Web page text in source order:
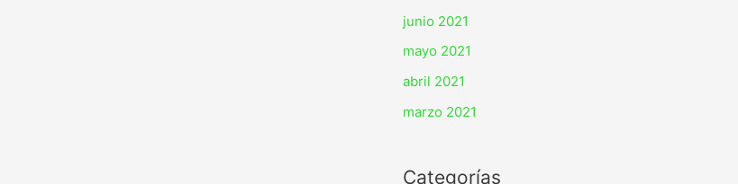
junio 2021
mayo 2021
abril 2021
marzo 2021
Categorías